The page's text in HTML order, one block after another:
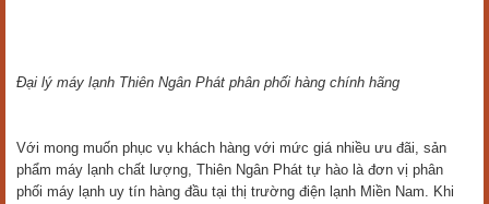
Đại lý máy lạnh Thiên Ngân Phát phân phối hàng chính hãng
Với mong muốn phục vụ khách hàng với mức giá nhiều ưu đãi, sản
phẩm máy lạnh chất lượng, Thiên Ngân Phát tự hào là đơn vị phân
phối máy lạnh uy tín hàng đầu tại thị trường điện lạnh Miền Nam. Khi